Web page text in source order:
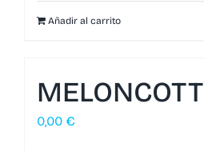
Añadir al carrito
MELONCOTT
0,00 €